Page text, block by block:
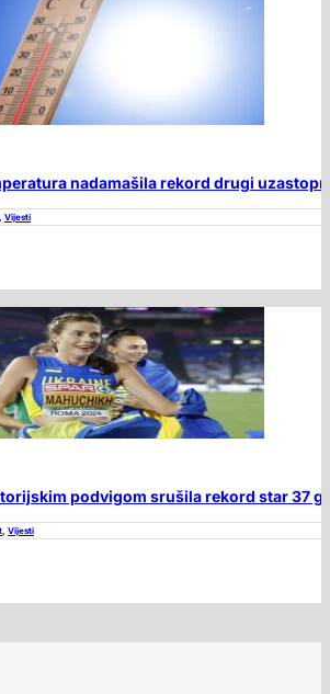
nadamašila rekord drugi
, Vijesti
podvigom srušila rekord star 37
, Vijesti